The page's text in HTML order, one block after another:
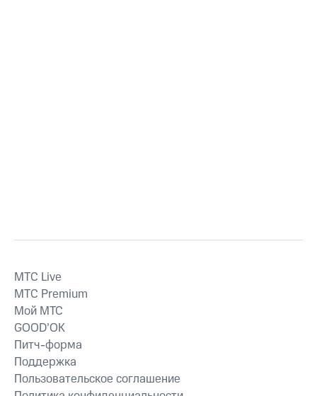
MTС Live
MTС Premium
Мой МТС
GOOD’OK
Питч-форма
Поддержка
Пользовательское соглашение